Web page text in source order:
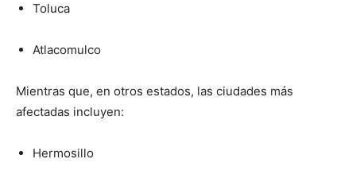
Toluca
Atlacomulco
Mientras que, en otros estados, las ciudades más
afectadas incluyen:
Hermosillo